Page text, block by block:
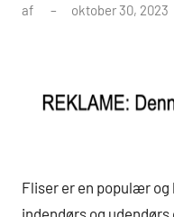
af oktober 30, 2023
Fliser er en populær
indendørs og